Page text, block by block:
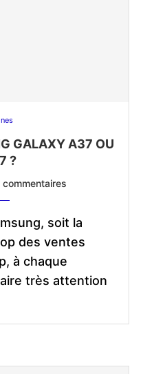
GALAXY A37 OU
?
commentaires
soit la
des ventes
à chaque
très attention